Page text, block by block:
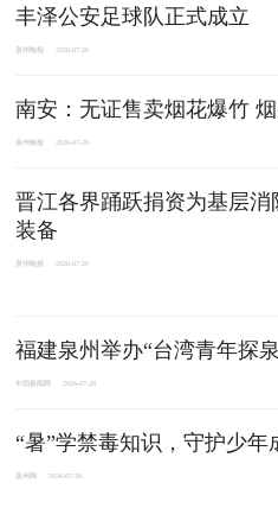
丰泽公安足球队正式成立
泉州晚报 2026-07-29
南安：无证售卖烟花爆竹
泉州晚报 2026-07-29
晋江各界踊跃捐资为基层消
装备
泉州晚报 2026-07-29
福建泉州举办“台湾青年探
中国新闻网 2026-07-28
“暑”学禁毒知识，守护少年
泉州网 2026-07-28